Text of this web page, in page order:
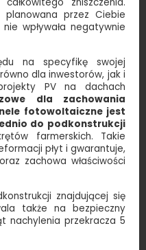
przez Ciebie
wpływała negatywnie
na specyfikę swojej
dla inwestorów, jak i
PV na dachach
dla zachowania
fotowoltaiczne jest
do podkonstrukcji
farmerskich. Takie
płyt i gwarantuje,
zachowa właściwości
znajdującej się
także na bezpieczny
nachylenia przekracza 5